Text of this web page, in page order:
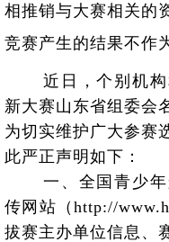
相推销与大赛相关的
竞赛产生的结果不作
近日，个别机
新大赛山东省组委会
为切实维护广大参赛
此严正声明如下：
一、全国青少
传网站（http://
拔赛主办单位信息、